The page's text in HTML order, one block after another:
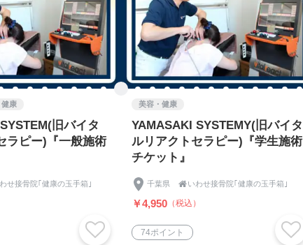
健康
旧バイタ
ラピー)『一般施術
せ接骨院｢健康の玉手箱｣
美容・健康
YAMASAKI SYSTEMY(旧バイタ
ルリアクトセラピー)『学生施術
チケット』
千葉県 いわせ接骨院｢健康の玉手箱｣
￥4,950 （税込）
74ポイント